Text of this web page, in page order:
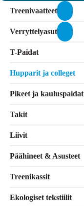
Treenivaatteet
Verryttelyasut
T-Paidat
Hupparit ja colleget
Pikeet ja kauluspaidat
Takit
Liivit
Päähineet & Asusteet
Treenikassit
Ekologiset tekstiilit